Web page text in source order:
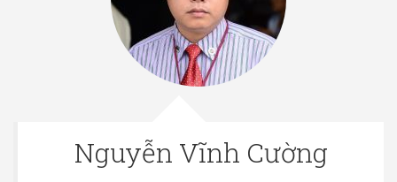
Nguyễn Vĩnh Cường